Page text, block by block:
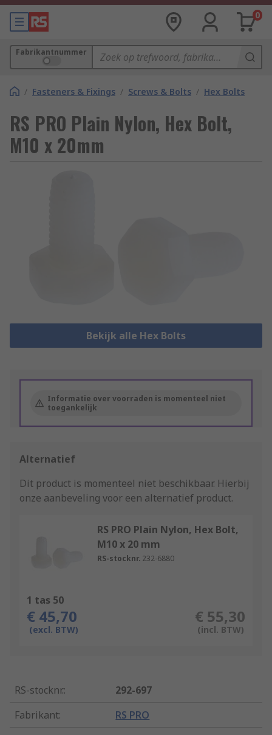
0
Fabrikantnummer
/ Fasteners & Fixings / Screws & Bolts / Hex Bolts
RS PRO Plain Nylon, Hex Bolt,
M10 x 20mm
Bekijk alle Hex Bolts
Informatie over voorraden is momenteel niet
toegankelijk
Alternatief
Dit product is momenteel niet beschikbaar. Hierbij
onze aanbeveling voor een alternatief product.
RS PRO Plain Nylon, Hex Bolt,
M10 x 20 mm
RS-stocknr. 232-6880
1 tas 50
€ 45,70
(excl. BTW)
€ 55,30
(incl. BTW)
RS-stocknr.:
292-697
Fabrikant: RS PRO